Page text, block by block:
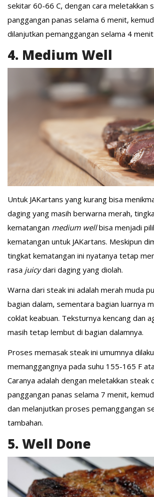
sekitar 60-66 C, dengan cara meletakkan
panggangan panas selama 6 menit,
dilanjutkan pemanggangan selama 4
4. Medium Well
Untuk JAKartans yang kurang bisa
daging yang masih berwarna merah,
kematangan medium wellbisa menjadi
kematangan untuk JAKartans. Meskipun
tingkat kematangan ini nyatanya tetap
rasa juicydari daging yang diolah.
Warna dari steak ini adalah merah muda
bagian dalam, sementara bagian luarnya
coklat keabuan. Teksturnya kencang dan
masih tetap lembut di bagian dalamnya.
Proses memasak steak ini umumnya
memanggangnya pada suhu 155-165 F
Caranya adalah dengan meletakkan steak
panggangan panas selama 7 menit,
dan melanjutkan proses pemanggangan
tambahan.
5. Well Done